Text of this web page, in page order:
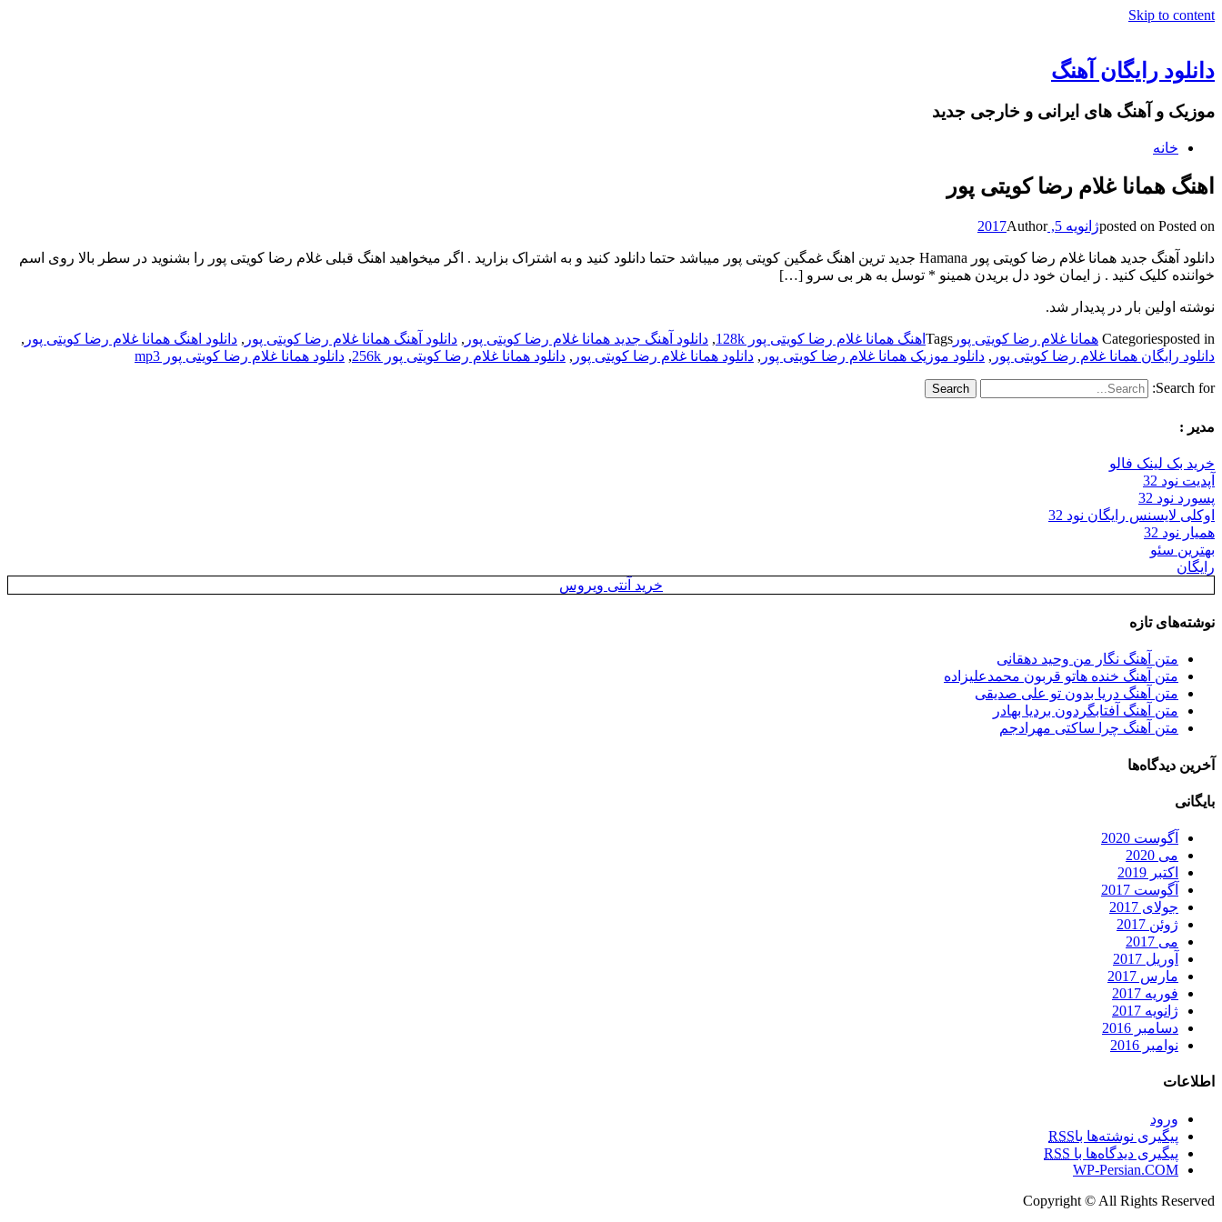
Skip to content
دانلود رایگان آهنگ
موزیک و آهنگ های ایرانی و خارجی جدید
خانه
اهنگ همانا غلام رضا کویتی پور
posted on Posted on ژانویه 5, 2017 Author
دانلود آهنگ جدید همانا غلام رضا کویتی پور Hamana جدید ترین اهنگ غمگین کویتی پور میباشد حتما دانلود کنید و به اشتراک بزارید . اگر میخواهید اهنگ قبلی غلام رضا کویتی پور را بشنوید در سطر بالا روی اسم
خواننده کلیک کنید . ز ایمان خود دل بریدن همینو * توسل به هر بی سرو […]
نوشته اولین بار در پدیدار شد.
Categoriesposted in همانا غلام رضا کویتی پور Tags اهنگ همانا غلام رضا کویتی پور 128k , دانلود آهنگ جدید همانا غلام رضا کویتی پور , دانلود آهنگ همانا غلام رضا کویتی پور , دانلود اهنگ همانا غلام رضا کویتی پور ,
دانلود رایگان همانا غلام رضا کویتی پور , دانلود موزیک همانا غلام رضا کویتی پور , دانلود همانا غلام رضا کویتی پور , دانلود همانا غلام رضا کویتی پور 256k , دانلود همانا غلام رضا کویتی پور mp3
Search for:
مدیر :
خرید بک لینک فالو
آپدیت نود 32
پسورد نود 32
اوکلی لایسنس رایگان نود 32
همیار نود 32
بهترین سئو
رایگان
خرید آنتی ویروس
نوشته‌های تازه
متن آهنگ نگار من وحید دهقانی
متن آهنگ خنده هاتو قربون محمدعلیزاده
متن آهنگ دریا بدون تو علی صدیقی
متن آهنگ آفتابگردون بردیا بهادر
متن آهنگ چرا ساکتی مهرادجم
آخرین دیدگاه‌ها
بایگانی
آگوست 2020
می 2020
اکتبر 2019
آگوست 2017
جولای 2017
ژوئن 2017
می 2017
آوریل 2017
مارس 2017
فوریه 2017
ژانویه 2017
دسامبر 2016
نوامبر 2016
اطلاعات
ورود
پیگیری نوشته‌ها باRSS
پیگیری دیدگاه‌ها با RSS
WP-Persian.COM
Copyright © All Rights Reserved